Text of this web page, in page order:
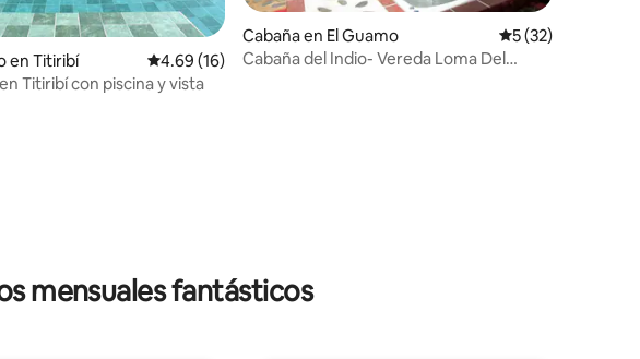
de 5, 126 reseñas
en Titiribí Calificación promedio: 4.69 de 5, 16 reseñas
4.69 (16)
Titiribí con piscina y vista
Cabaña en El Guamo Calificación
5 (32)
Cabaña del Indio- Vereda Loma Del
mensuales fantásticos